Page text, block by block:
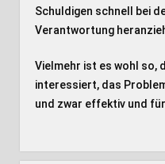
Schuldigen schnell bei
Verantwortung
Vielmehr ist es wohl so,
interessiert, das
und zwar effektiv und